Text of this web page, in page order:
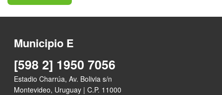
Municipio E
[598 2] 1950 7056
Estadio Charrúa, Av. Bolivia s/n
Montevideo, Uruguay | C.P. 11000